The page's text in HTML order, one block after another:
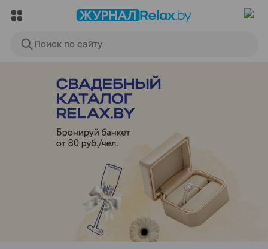
Поиск по сайту
ЭФФЕКТИВНАЯ РЕКЛАМА НА САЙТЕ